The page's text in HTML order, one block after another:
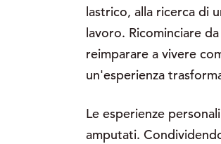
lastrico, alla ricerca di
lavoro. Ricominciare
reimparare a vivere
un'esperienza
Le esperienze
amputati.